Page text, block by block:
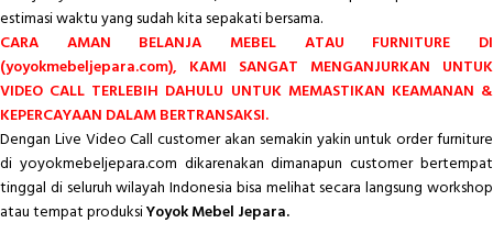
estimasi waktu yang sudah kita sepakati bersama.
CARA AMAN BELANJA MEBEL ATAU FURNITURE DI
(yoyokmebeljepara.com), KAMI SANGAT MENGANJURKAN UNTUK
VIDEO CALL TERLEBIH DAHULU UNTUK MEMASTIKAN KEAMANAN &
KEPERCAYAAN DALAM BERTRANSAKSI.
Dengan Live Video Call customer akan semakin yakin untuk order furniture
di yoyokmebeljepara.com dikarenakan dimanapun customer bertempat
tinggal di seluruh wilayah Indonesia bisa melihat secara langsung workshop
atau tempat produksiYoyok Mebel Jepara.